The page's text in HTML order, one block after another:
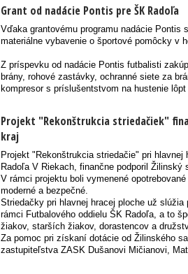
Grant od nadácie Pontis pre ŠK Radoľa
Vďaka grantovému programu nadácie
materiálne vybavenie o športové pomôcky v
Z príspevku od nadácie Pontis futbalisti
brány, rohové zastávky, ochranné siete za
kompresor s príslušentstvom na hustenie
Projekt "Rekonštrukcia striedačiek"
kraj
Projekt "Rekonštrukcia striedačie" pri
Radoľa V Riekach, finančne podporil Žilinský
V rámci projektu boli vymenené
moderné a bezpečné.
Striedačky pri hlavnej hracej ploche už
rámci Futbalového oddielu ŠK Radoľa, a to
žiakov, starších žiakov, dorastencov a
Za pomoc pri získaní dotácie od Žilinského
zastupiteľstva ZASK Dušanovi Mičianovi,